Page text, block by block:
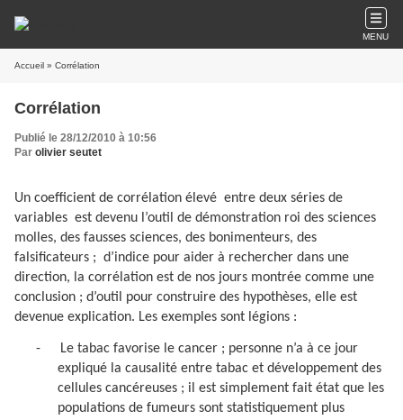
MENU
Accueil » Corrélation
Corrélation
Publié le 28/12/2010 à 10:56
Par olivier seutet
Un coefficient de corrélation élevé entre deux séries de
variables est devenu l’outil de démonstration roi des sciences
molles, des fausses sciences, des bonimenteurs, des
falsificateurs ; d’indice pour aider à rechercher dans une
direction, la corrélation est de nos jours montrée comme une
conclusion ; d’outil pour construire des hypothèses, elle est
devenue explication. Les exemples sont légions :
-
Le tabac favorise le cancer ; personne n’a à ce jour
expliqué la causalité entre tabac et développement des
cellules cancéreuses ; il est simplement fait état que les
populations de fumeurs sont statistiquement plus